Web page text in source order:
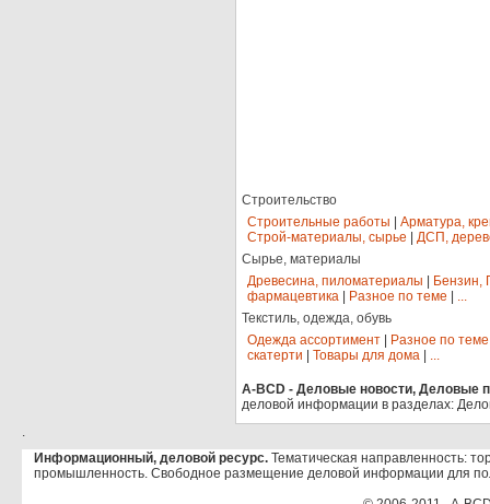
Строительство
Строительные работы
Арматура,
Строй-материалы, сырье
ДСП,
Сырье, материалы
Древесина, пиломатериалы
Бензин,
фармацевтика
Разное по теме
...
Текстиль, одежда, обувь
Одежда ассортимент
Разное по теме
скатерти
Товары для дома ...
A-BCD - Деловые новости, Деловые
деловой информации в разделах:
.
Информационный, деловой ресурс. Тематическая направленность:
промышленность. Свободное размещение деловой информации для